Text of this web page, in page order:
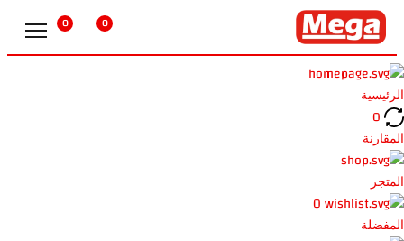
0
0
الرئيسية
0
المقارنة
المتجر
0
المفضلة